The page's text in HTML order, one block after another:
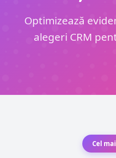
Optimizează
alegeri CRM
Cel